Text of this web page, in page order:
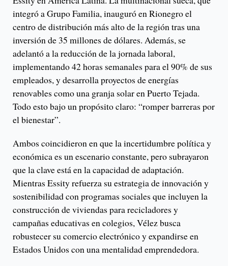
integró a Grupo Familia, inauguró en Rionegro el
centro de distribución más alto de la región tras una
inversión de 35 millones de dólares. Además, se
adelantó a la reducción de la jornada laboral,
implementando 42 horas semanales para el 90% de sus
empleados, y desarrolla proyectos de energías
renovables como una granja solar en Puerto Tejada.
Todo esto bajo un propósito claro: “romper barreras por
el bienestar”.
Ambos coincidieron en que la incertidumbre política y
económica es un escenario constante, pero subrayaron
que la clave está en la capacidad de adaptación.
Mientras Essity refuerza su estrategia de innovación y
sostenibilidad con programas sociales que incluyen la
construcción de viviendas para recicladores y
campañas educativas en colegios, Vélez busca
robustecer su comercio electrónico y expandirse en
Estados Unidos con una mentalidad emprendedora.